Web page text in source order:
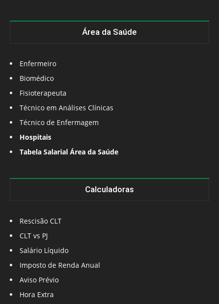
Área da Saúde
Enfermeiro
Biomédico
Fisioterapeuta
Técnico em Análises Clínicas
Técnico de Enfermagem
Hospitais
Tabela Salarial Área da Saúde
Calculadoras
Rescisão CLT
CLT vs PJ
Salário Líquido
Imposto de Renda Anual
Aviso Prévio
Hora Extra